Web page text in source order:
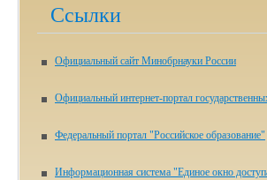
Ссылки
Официальный сайт Минобрнауки России
Официальный интернет-портал
Федеральный портал "Российское образование"
Информационная система "Единое окно